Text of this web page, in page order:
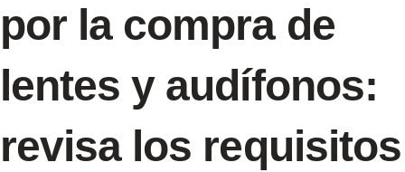
por la compra de
lentes y audífonos:
revisa los requisitos